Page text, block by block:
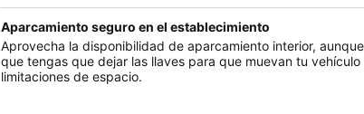
Aparcamiento seguro en el establecimiento
Aprovecha la disponibilidad de aparcamiento interior,
que tengas que dejar las llaves para que muevan tu vehículo
limitaciones de espacio.